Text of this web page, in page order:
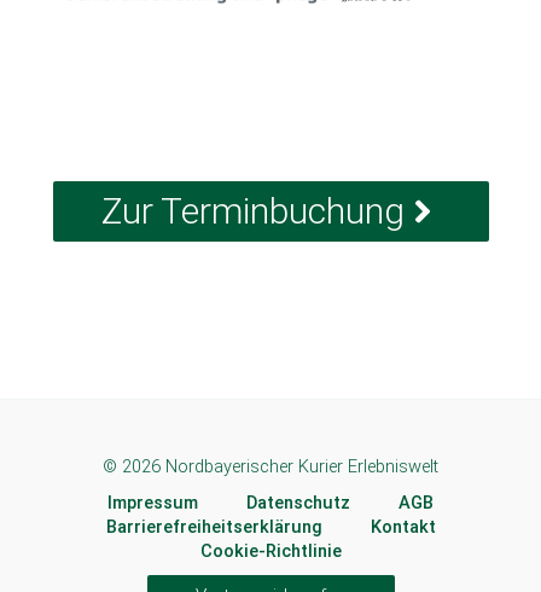
Zur Terminbuchung
© 2026 Nordbayerischer Kurier Erlebniswelt
Impressum
Datenschutz
AGB
Barrierefreiheitserklärung
Kontakt
Cookie-Richtlinie